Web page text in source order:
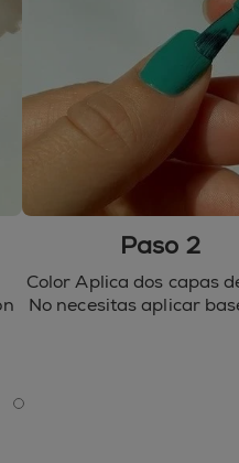
● CI 77007 /
/ ALUMINUM POWDER
15880 / RED 34 LAKE ●
77266 / BLACK 2 ● CI
/ MANGANESE
OXIDE GREENS ●
● CI 45410 / RED
● CI 60730 / EXT.
2 ● CI 45380 / RED 22
Paso 2
Color Aplica dos capas
No necesitas aplicar
to 1go to 2